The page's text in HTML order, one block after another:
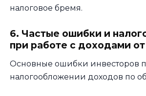
налоговое бремя.
6. Частые ошибки и
при работе с доходами
Основные ошибки инвесторов
налогообложении доходов по